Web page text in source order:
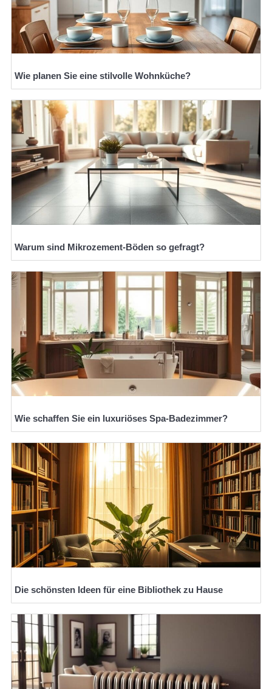
Wie planen Sie eine stilvolle Wohnküche?
Warum sind Mikrozement-Böden so gefragt?
Wie schaffen Sie ein luxuriöses Spa-Badezimmer?
Die schönsten Ideen für eine Bibliothek zu Hause